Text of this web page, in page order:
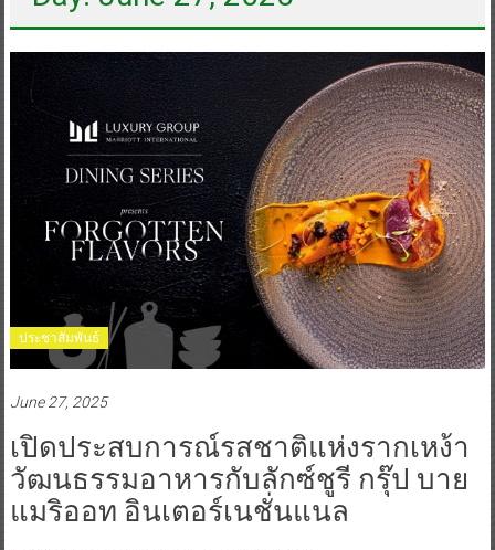
ประชาสัมพันธ์
June 27, 2025
เปิดประสบการณ์รสชาติแห่งรากเหง้า
วัฒนธรรมอาหารกับลักซ์ชูรี กรุ๊ป บาย
แมริออท อินเตอร์เนชั่นแนล